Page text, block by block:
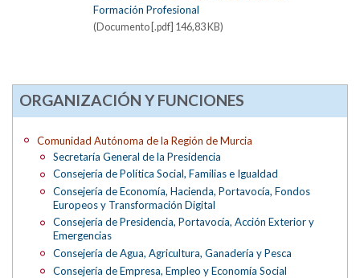
Formación Profesional
(Documento [.pdf] 146,83 KB)
ORGANIZACIÓN Y FUNCIONES
Comunidad Autónoma de la Región de Murcia
Secretaría General de la Presidencia
Consejería de Política Social, Familias e Igualdad
Consejería de Economía, Hacienda, Portavocía, Fondos
Europeos y Transformación Digital
Consejería de Presidencia, Portavocía, Acción Exterior y
Emergencias
Consejería de Agua, Agricultura, Ganadería y Pesca
Consejería de Empresa, Empleo y Economía Social